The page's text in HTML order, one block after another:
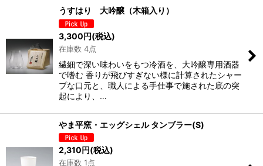
絞り込む
うすはり 大吟醸（木箱入り）
3,300円(税込)
在庫数 4点
繊細で深い味わいをもつ冷酒を、大吟醸専用酒器
で嗜む 香りが飛びすぎない様に計算されたシャー
プな口元と、職人による手仕事で施された底の突
起により、…
やま平窯・エッグシェル タンブラー(S)
2,310円(税込)
在庫数 1点